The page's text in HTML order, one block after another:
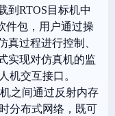
到 RTOS 目标机中
件包，用户通过操
真过程进行控制、
实现对仿真机的监
机交互接口。
之间通过反射内存
分布式网络，既可